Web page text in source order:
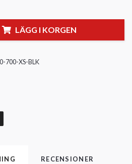
LÄGG I KORGEN
700-XS-BLK
RECENSIONER